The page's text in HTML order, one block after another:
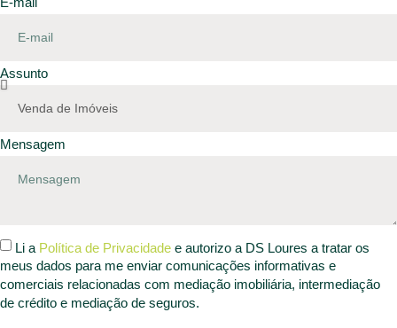
Assunto
Mensagem
Li a Política de Privacidade e autorizo a DS Loures a tratar os
meus dados para me enviar comunicações informativas e
comerciais relacionadas com mediação imobiliária, intermediação
de crédito e mediação de seguros.